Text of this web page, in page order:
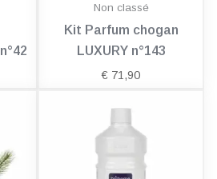
Non classé
Kit Parfum chogan
LUXURY n°143
€ 71,90